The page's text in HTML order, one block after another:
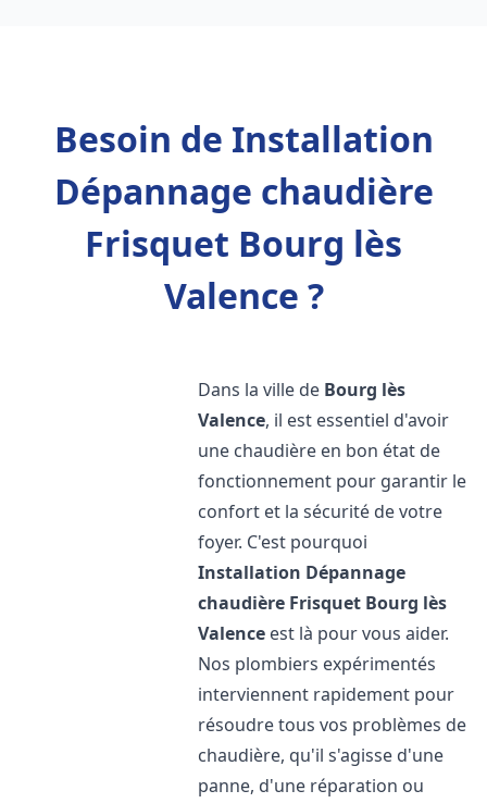
Besoin de Installation
Dépannage chaudière
Frisquet Bourg lès
Valence ?
Dans la ville de Bourg lès
Valence, il est essentiel d'avoir
une chaudière en bon état de
fonctionnement pour garantir le
confort et la sécurité de votre
foyer. C'est pourquoi
Installation Dépannage
chaudière Frisquet Bourg lès
Valence est là pour vous aider.
Nos plombiers expérimentés
interviennent rapidement pour
résoudre tous vos problèmes de
chaudière, qu'il s'agisse d'une
panne, d'une réparation ou